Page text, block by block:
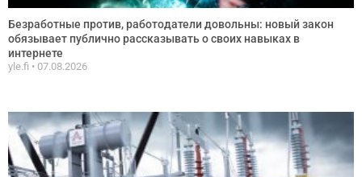
Безработные против, работодатели довольны: новый закон
обязывает публично рассказывать о своих навыках в
интернете
yle.fi 07.08.2026